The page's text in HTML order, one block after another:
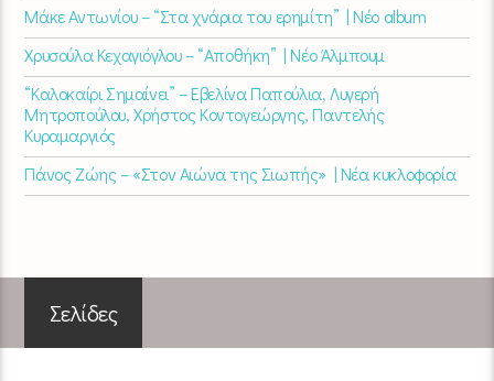
Μάκε Αντωνίου – “Στα χνάρια του ερημίτη” | Νέο album
Χρυσούλα Κεχαγιόγλου – “Αποθήκη” | Νέο Άλμπουμ
“Καλοκαίρι Σημαίνει” – Εβελίνα Παπούλια, Λυγερή
Μητροπούλου, Χρήστος Κοντογεώργης, Παντελής
Κυραμαργιός
Πάνος Ζώης – «Στον Αιώνα της Σιωπής» | Νέα κυκλοφορία
Σελίδες